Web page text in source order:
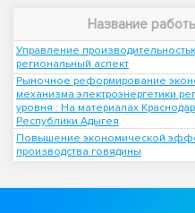
Название
Управление
региональный аспект
Рыночное реформирование
механизма электроэнергетики
уровня : На материалах
Республики Адыгея
Повышение экономической
производства говядины